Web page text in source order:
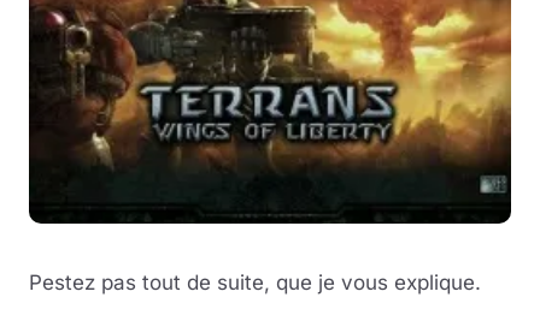
Pestez pas tout de suite, que je vous explique.